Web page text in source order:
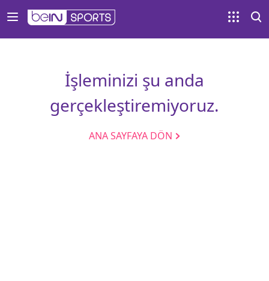
İşleminizi şu anda
gerçekleştiremiyoruz.
ANA SAYFAYA DÖN